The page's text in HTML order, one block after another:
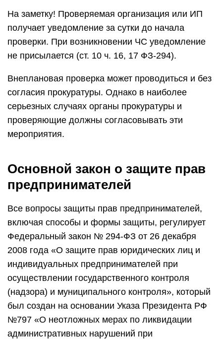
На заметку! Проверяемая организация или ИП
получает уведомление за сутки до начала
проверки. При возникновении ЧС уведомление
не присылается (ст. 10 ч. 16, 17 ФЗ-294).
Внеплановая проверка может проводиться и без
согласия прокуратуры. Однако в наиболее
серьезных случаях органы прокуратуры и
проверяющие должны согласовывать эти
мероприятия.
Основной закон о защите прав
предпринимателей
Все вопросы защиты прав предпринимателей,
включая способы и формы защиты, регулирует
Федеральный закон № 294-ФЗ от 26 декабря
2008 года «О защите прав юридических лиц и
индивидуальных предпринимателей при
осуществлении государственного контроля
(надзора) и муниципального контроля», который
был создан на основании Указа Президента РФ
№797 «О неотложных мерах по ликвидации
административных нарушений при